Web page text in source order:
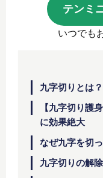
テンミ
いつでも
九字切りとは
【九字切り護
に効果絶大
なぜ九字を切
九字切りの解